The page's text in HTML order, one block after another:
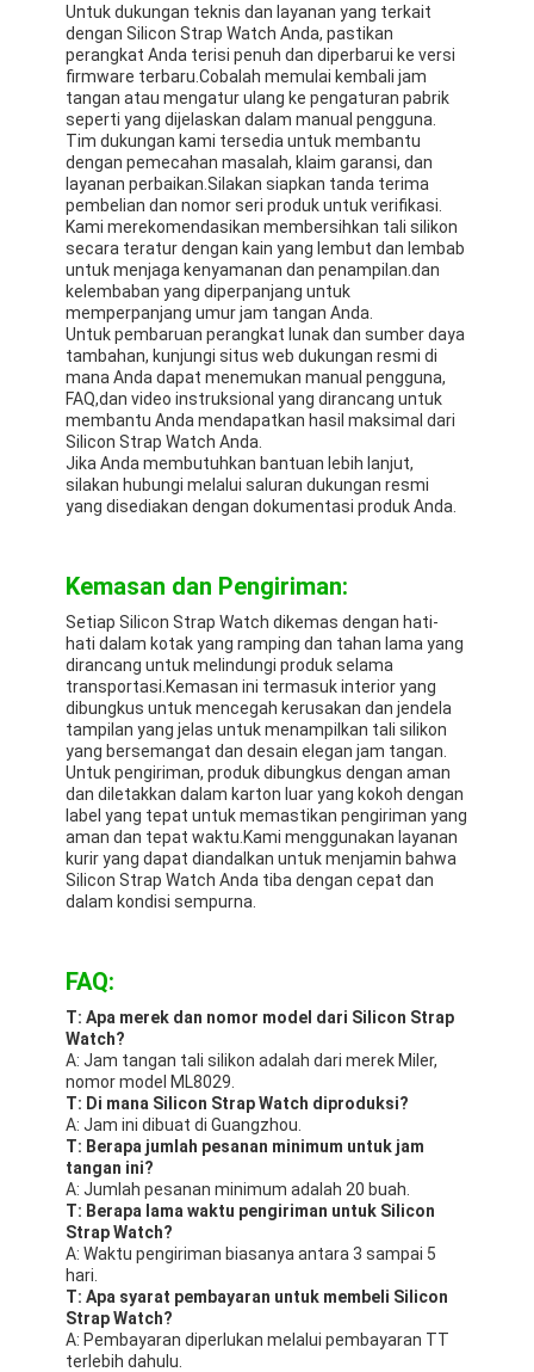
Untuk dukungan teknis dan layanan yang terkait
dengan Silicon Strap Watch Anda, pastikan
perangkat Anda terisi penuh dan diperbarui ke versi
firmware terbaru.Cobalah memulai kembali jam
tangan atau mengatur ulang ke pengaturan pabrik
seperti yang dijelaskan dalam manual pengguna.
Tim dukungan kami tersedia untuk membantu
dengan pemecahan masalah, klaim garansi, dan
layanan perbaikan.Silakan siapkan tanda terima
pembelian dan nomor seri produk untuk verifikasi.
Kami merekomendasikan membersihkan tali silikon
secara teratur dengan kain yang lembut dan lembab
untuk menjaga kenyamanan dan penampilan.dan
kelembaban yang diperpanjang untuk
memperpanjang umur jam tangan Anda.
Untuk pembaruan perangkat lunak dan sumber daya
tambahan, kunjungi situs web dukungan resmi di
mana Anda dapat menemukan manual pengguna,
FAQ,dan video instruksional yang dirancang untuk
membantu Anda mendapatkan hasil maksimal dari
Silicon Strap Watch Anda.
Jika Anda membutuhkan bantuan lebih lanjut,
silakan hubungi melalui saluran dukungan resmi
yang disediakan dengan dokumentasi produk Anda.
Kemasan dan Pengiriman:
Setiap Silicon Strap Watch dikemas dengan hati-
hati dalam kotak yang ramping dan tahan lama yang
dirancang untuk melindungi produk selama
transportasi.Kemasan ini termasuk interior yang
dibungkus untuk mencegah kerusakan dan jendela
tampilan yang jelas untuk menampilkan tali silikon
yang bersemangat dan desain elegan jam tangan.
Untuk pengiriman, produk dibungkus dengan aman
dan diletakkan dalam karton luar yang kokoh dengan
label yang tepat untuk memastikan pengiriman yang
aman dan tepat waktu.Kami menggunakan layanan
kurir yang dapat diandalkan untuk menjamin bahwa
Silicon Strap Watch Anda tiba dengan cepat dan
dalam kondisi sempurna.
FAQ:
T: Apa merek dan nomor model dari Silicon Strap
Watch?
A: Jam tangan tali silikon adalah dari merek Miler,
nomor model ML8029.
T: Di mana Silicon Strap Watch diproduksi?
A: Jam ini dibuat di Guangzhou.
T: Berapa jumlah pesanan minimum untuk jam
tangan ini?
A: Jumlah pesanan minimum adalah 20 buah.
T: Berapa lama waktu pengiriman untuk Silicon
Strap Watch?
A: Waktu pengiriman biasanya antara 3 sampai 5
hari.
T: Apa syarat pembayaran untuk membeli Silicon
Strap Watch?
A: Pembayaran diperlukan melalui pembayaran TT
terlebih dahulu.